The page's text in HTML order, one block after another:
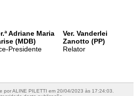
Adriane Maria
(MDB)
Presidente
Ver. Vanderlei
Zanotto (PP)
Relator
por ALINE PILETTI em 20/04/2023 às 17:24:03.